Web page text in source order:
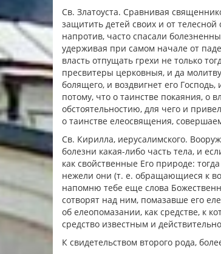
Св. Златоуста. Сравнивая
защитить детей своих и от телесной
напротив, часто спасали
удерживая при самом начале от
власть отпущать грехи не только
пресвитеры церковныя, и да
болящего, и воздвигнет его Господь,
потому, что о таинстве покаяния, о
обстоятельностию, для чего и
о таинстве елеосвящения,
Св. Кирилла, иерусалимского.
болезни какая-либо часть тела, и
как свойственные Его природе:
нежели они (т. е. обращающиеся к
напомню тебе еще слова
сотворят над ним, помазавше его
об елеопомазании, как средстве, к
средство известным и
К свидетельством второго рода,